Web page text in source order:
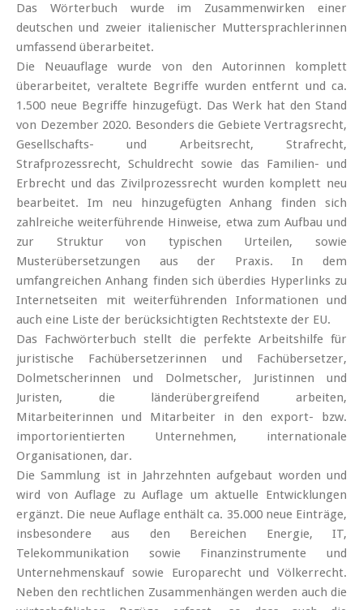
Das Wörterbuch wurde im Zusammenwirken einer
deutschen und zweier italienischer Muttersprachlerinnen
umfassend überarbeitet.
Die Neuauflage wurde von den Autorinnen komplett
überarbeitet, veraltete Begriffe wurden entfernt und ca.
1.500 neue Begriffe hinzugefügt. Das Werk hat den Stand
von Dezember 2020. Besonders die Gebiete Vertragsrecht,
Gesellschafts- und Arbeitsrecht, Strafrecht,
Strafprozessrecht, Schuldrecht sowie das Familien- und
Erbrecht und das Zivilprozessrecht wurden komplett neu
bearbeitet. Im neu hinzugefügten Anhang finden sich
zahlreiche weiterführende Hinweise, etwa zum Aufbau und
zur Struktur von typischen Urteilen, sowie
Musterübersetzungen aus der Praxis. In dem
umfangreichen Anhang finden sich überdies Hyperlinks zu
Internetseiten mit weiterführenden Informationen und
auch eine Liste der berücksichtigten Rechtstexte der EU.
Das Fachwörterbuch stellt die perfekte Arbeitshilfe für
juristische Fachübersetzerinnen und Fachübersetzer,
Dolmetscherinnen und Dolmetscher, Juristinnen und
Juristen, die länderübergreifend arbeiten,
Mitarbeiterinnen und Mitarbeiter in den export- bzw.
importorientierten Unternehmen, internationale
Organisationen, dar.
Die Sammlung ist in Jahrzehnten aufgebaut worden und
wird von Auflage zu Auflage um aktuelle Entwicklungen
ergänzt. Die neue Auflage enthält ca. 35.000 neue Einträge,
insbesondere aus den Bereichen Energie, IT,
Telekommunikation sowie Finanzinstrumente und
Unternehmenskauf sowie Europarecht und Völkerrecht.
Neben den rechtlichen Zusammenhängen werden auch die